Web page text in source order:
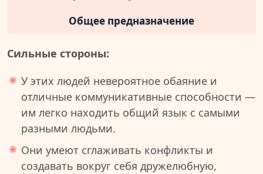
Общее предназначение
Сильные стороны:
У этих людей невероятное обаяние и
отличные коммуникативные способности —
им легко находить общий язык с самыми
разными людьми.
Они умеют сглаживать конфликты и
создавать вокруг себя дружелюбную,